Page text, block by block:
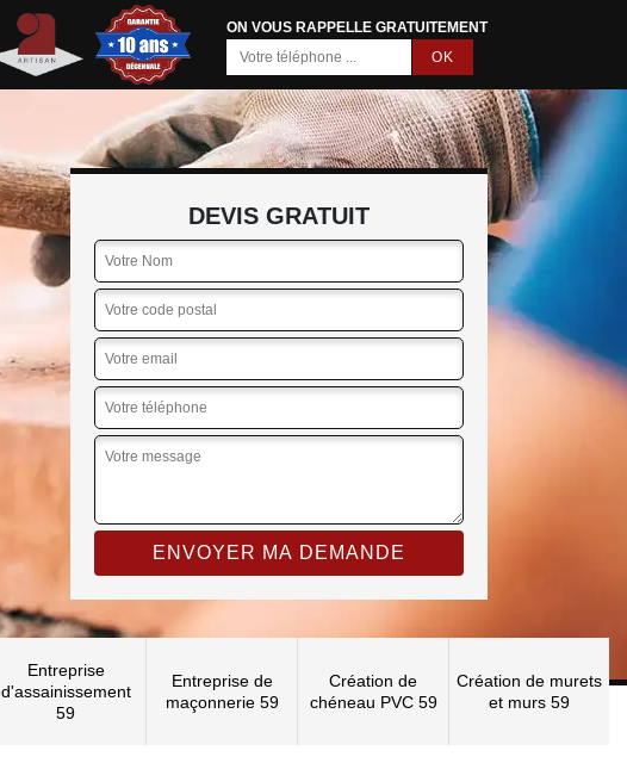
ON VOUS RAPPELLE GRATUITEMENT
DEVIS GRATUIT
Entreprise
d'assainissement
59
Entreprise de
maçonnerie 59
Création de
chéneau PVC 59
Création de murets
et murs 59